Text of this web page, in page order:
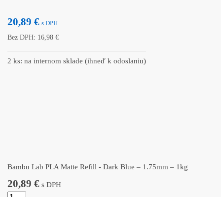
20,89 € s DPH
Bez DPH: 16,98 €
2 ks: na internom sklade (ihneď k odoslaniu)
Bambu Lab PLA Matte Refill - Dark Blue – 1.75mm – 1kg
20,89 € s DPH